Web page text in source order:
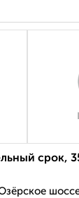
срок,